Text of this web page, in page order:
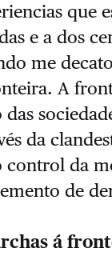
que
e a dos
me
A
da
control da
de
á